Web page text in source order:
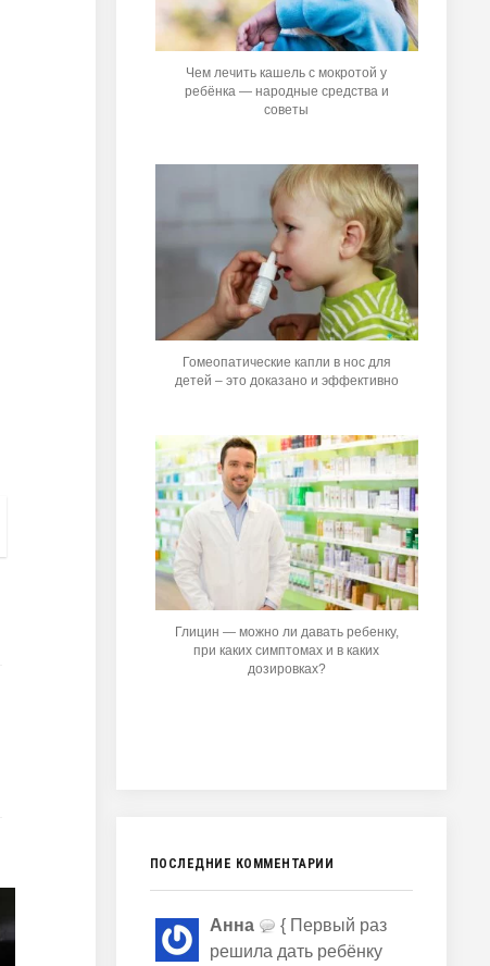
Чем лечить кашель с мокротой у
ребёнка — народные средства и
советы
Гомеопатические капли в нос для
детей – это доказано и эффективно
Глицин — можно ли давать ребенку,
при каких симптомах и в каких
дозировках?
ПОСЛЕДНИЕ КОММЕНТАРИИ
Анна
{ Первый раз
решила дать ребёнку